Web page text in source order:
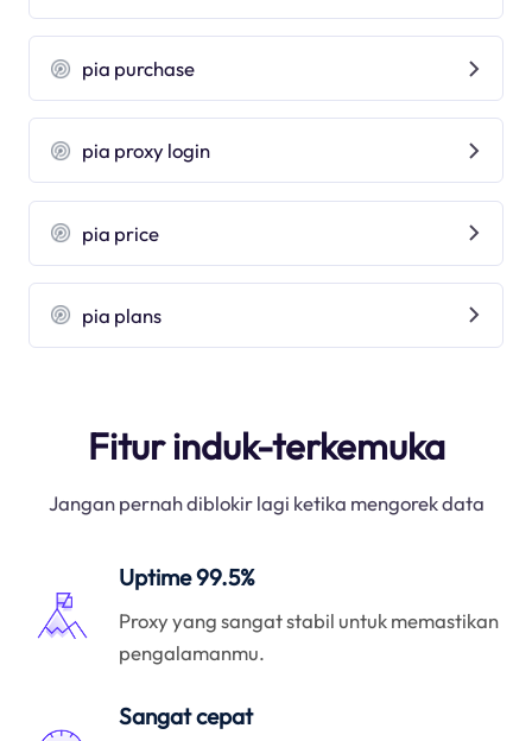
pia purchase
pia proxy login
pia price
pia plans
Fitur induk-terkemuka
Jangan pernah diblokir lagi ketika mengorek data
Uptime 99.5%
Proxy yang sangat stabil untuk memastikan
pengalamanmu.
Sangat cepat